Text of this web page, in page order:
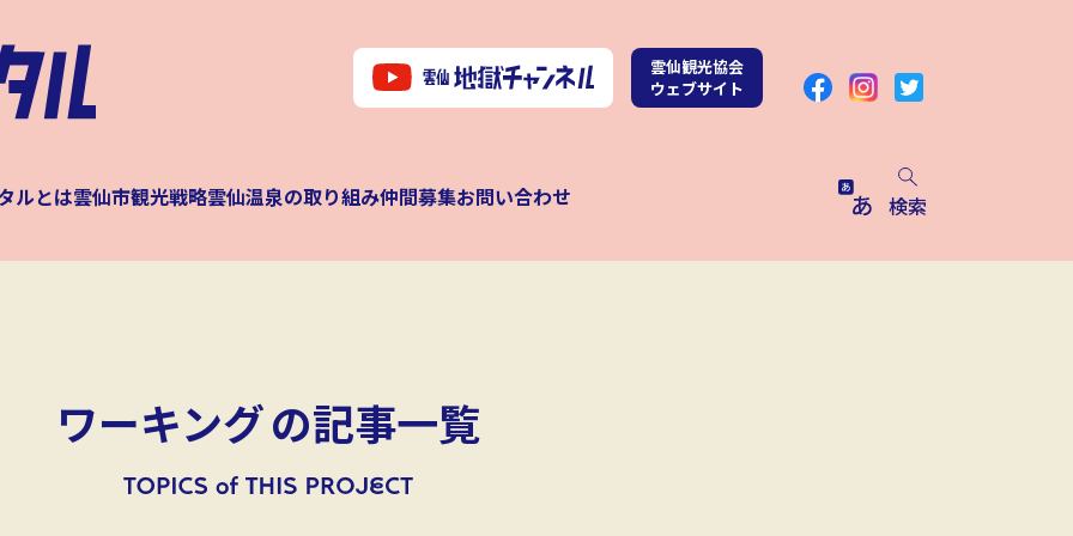
雲仙観光協会
ウェブサイト
ルとは雲仙市観光戦略雲仙温泉の取り組み仲間募集お問い合わせ 検索
ワーキングの記事一覧